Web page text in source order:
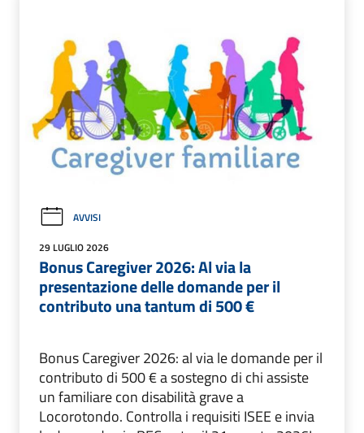
AVVISI
29 LUGLIO 2026
Bonus Caregiver 2026: Al via la
presentazione delle domande per il
contributo una tantum di 500 €
Bonus Caregiver 2026: al via le domande per il
contributo di 500 € a sostegno di chi assiste
un familiare con disabilità grave a
Locorotondo. Controlla i requisiti ISEE e invia